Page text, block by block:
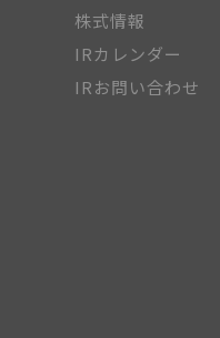
株式情報
IRカレンダー
IRお問い合わせ